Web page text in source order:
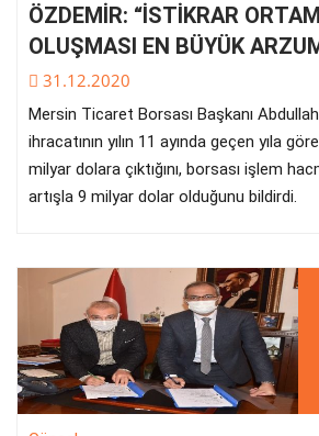
ÖZDEMİR: “İSTİKRAR
OLUŞMASI EN BÜYÜK
31.12.2020
Mersin Ticaret Borsası Başkanı
ihracatının yılın 11 ayında geçen yıla
milyar dolara çıktığını, borsası işlem
artışla 9 milyar dolar olduğunu bildirdi.